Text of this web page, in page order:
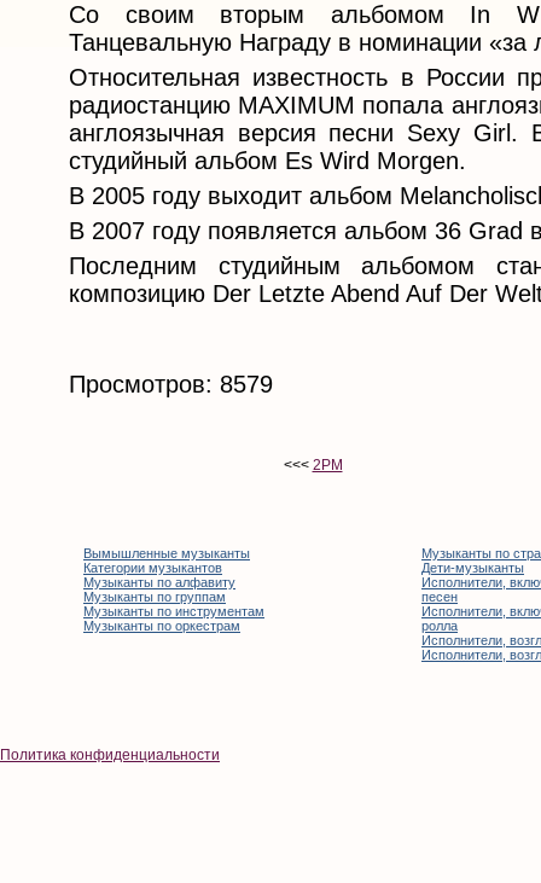
Со своим вторым альбомом In
Танцевальную Награду в номинации «за
Относительная известность в России
радиостанцию MAXIMUM попала
англоязычная версия песни Sexy Girl.
студийный альбом Es Wird Morgen.
В 2005 году выходит альбом
В 2007 году появляется альбом 36
Последним студийным альбомом
композицию Der Letzte Abend Auf Der
Просмотров: 8579
<<< 2PM
Вымышленные музыканты
Категории музыкантов
Музыканты по алфавиту
Музыканты по группам
Музыканты по инструментам
Музыканты по оркестрам
Музыканты по
Дети-музыканты
Исполнители,
песен
Исполнители,
ролла
Исполнители,
Исполнители,
Политика конфиденциальности